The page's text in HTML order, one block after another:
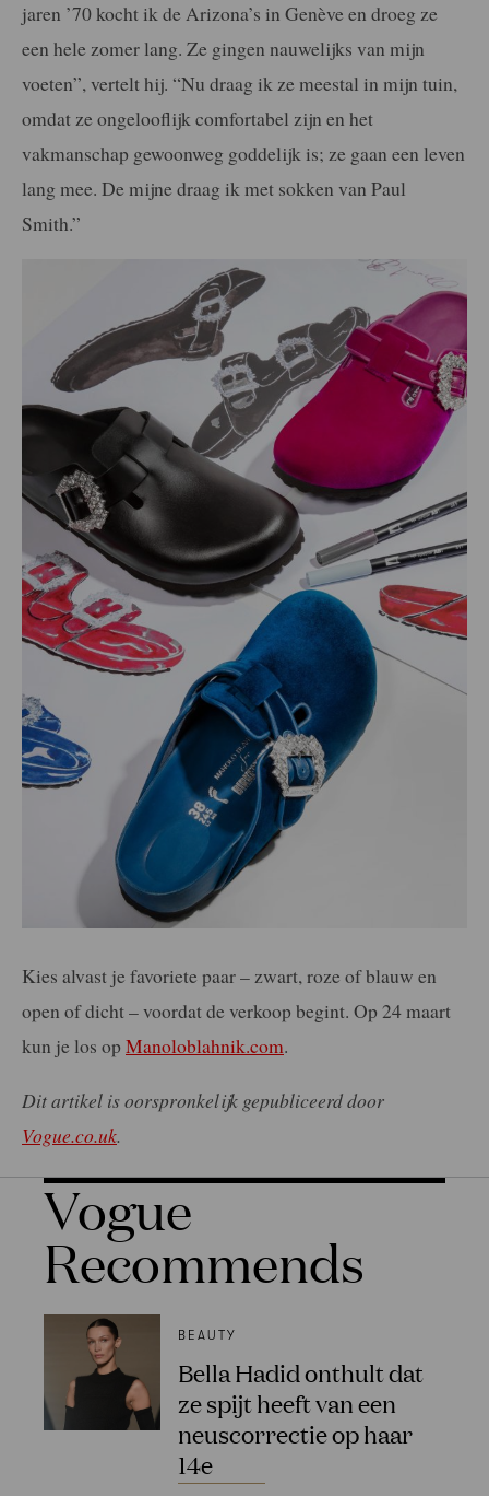
jaren ’70 kocht ik de Arizona’s in Genève en droeg ze
een hele zomer lang. Ze gingen nauwelijks van mijn
voeten”, vertelt hij. “Nu draag ik ze meestal in mijn tuin,
omdat ze ongelooflijk comfortabel zijn en het
vakmanschap gewoonweg goddelijk is; ze gaan een leven
lang mee. De mijne draag ik met sokken van Paul
Smith.”
Kies alvast je favoriete paar – zwart, roze of blauw en
open of dicht – voordat de verkoop begint. Op 24 maart
kun je los op Manoloblahnik.com.
Dit artikel is oorspronkelijk gepubliceerd door
Vogue.co.uk.
Vogue
Recommends
BEAUTY
Bella Hadid onthult dat
ze spijt heeft van een
neuscorrectie op haar
14e